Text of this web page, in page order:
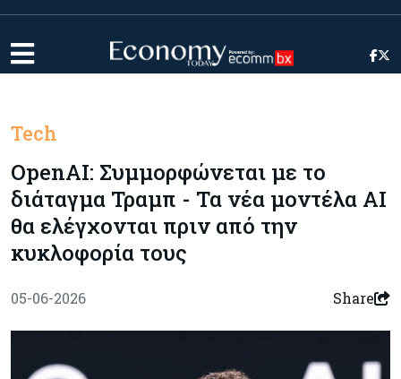
Tech
OpenAI: Συμμορφώνεται με το
διάταγμα Τραμπ - Τα νέα μοντέλα AI
θα ελέγχονται πριν από την
κυκλοφορία τους
05-06-2026 Share